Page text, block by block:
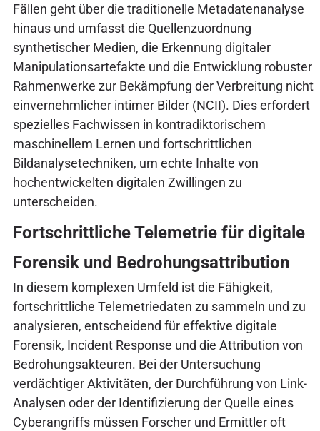
Fällen geht über die traditionelle Metadatenanalyse
hinaus und umfasst die Quellenzuordnung
synthetischer Medien, die Erkennung digitaler
Manipulationsartefakte und die Entwicklung robuster
Rahmenwerke zur Bekämpfung der Verbreitung nicht
einvernehmlicher intimer Bilder (NCII). Dies erfordert
spezielles Fachwissen in kontradiktorischem
maschinellem Lernen und fortschrittlichen
Bildanalysetechniken, um echte Inhalte von
hochentwickelten digitalen Zwillingen zu
unterscheiden.
Fortschrittliche Telemetrie für digitale
Forensik und Bedrohungsattribution
In diesem komplexen Umfeld ist die Fähigkeit,
fortschrittliche Telemetriedaten zu sammeln und zu
analysieren, entscheidend für effektive digitale
Forensik, Incident Response und die Attribution von
Bedrohungsakteuren. Bei der Untersuchung
verdächtiger Aktivitäten, der Durchführung von Link-
Analysen oder der Identifizierung der Quelle eines
Cyberangriffs müssen Forscher und Ermittler oft